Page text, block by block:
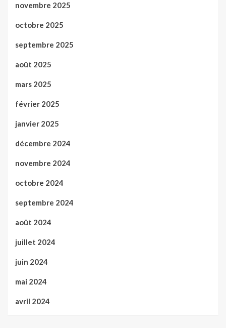
novembre 2025
octobre 2025
septembre 2025
août 2025
mars 2025
février 2025
janvier 2025
décembre 2024
novembre 2024
octobre 2024
septembre 2024
août 2024
juillet 2024
juin 2024
mai 2024
avril 2024